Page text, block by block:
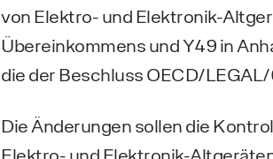
von Elektro- und Elektronik-
Übereinkommens und Y49 in
die der Beschluss OECD/
Die Änderungen sollen die